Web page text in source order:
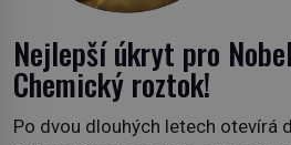
Nejlepší úkryt pro
Chemický roztok!
Po dvou dlouhých letech otevírá